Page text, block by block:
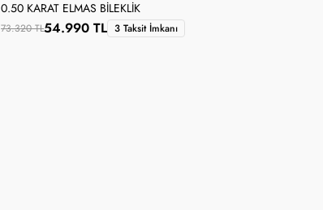
0.50 KARAT ELMAS BILEKLIK
73.320 TL54.990 TL 3 Taksit İmkanı